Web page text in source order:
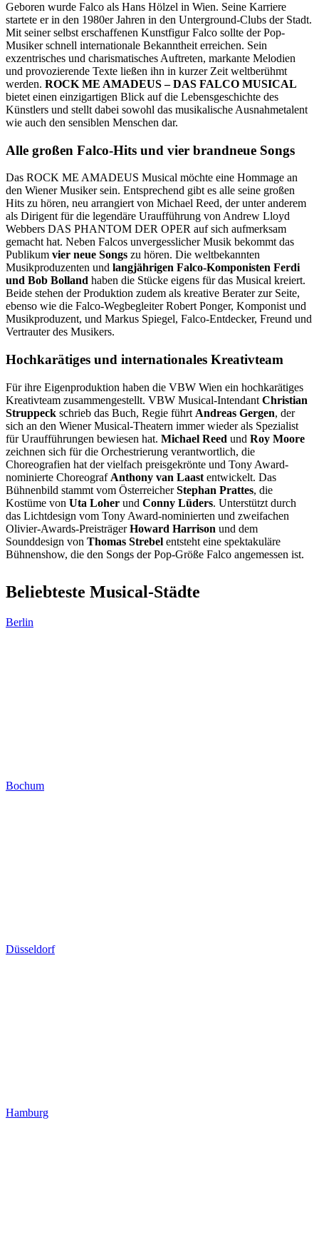
Geboren wurde Falco als Hans Hölzel in Wien. Seine Karriere
startete er in den 1980er Jahren in den Unterground-Clubs der Stadt.
Mit seiner selbst erschaffenen Kunstfigur Falco sollte der Pop-
Musiker schnell internationale Bekanntheit erreichen. Sein
exzentrisches und charismatisches Auftreten, markante Melodien
und provozierende Texte ließen ihn in kurzer Zeit weltberühmt
werden. ROCK ME AMADEUS – DAS FALCO MUSICAL
bietet einen einzigartigen Blick auf die Lebensgeschichte des
Künstlers und stellt dabei sowohl das musikalische Ausnahmetalent
wie auch den sensiblen Menschen dar.
Alle großen Falco-Hits und vier brandneue Songs
Das ROCK ME AMADEUS Musical möchte eine Hommage an
den Wiener Musiker sein. Entsprechend gibt es alle seine großen
Hits zu hören, neu arrangiert von Michael Reed, der unter anderem
als Dirigent für die legendäre Uraufführung von Andrew Lloyd
Webbers DAS PHANTOM DER OPER auf sich aufmerksam
gemacht hat. Neben Falcos unvergesslicher Musik bekommt das
Publikum vier neue Songs zu hören. Die weltbekannten
Musikproduzenten und langjährigen Falco-Komponisten Ferdi
und Bob Bolland haben die Stücke eigens für das Musical kreiert.
Beide stehen der Produktion zudem als kreative Berater zur Seite,
ebenso wie die Falco-Wegbegleiter Robert Ponger, Komponist und
Musikproduzent, und Markus Spiegel, Falco-Entdecker, Freund und
Vertrauter des Musikers.
Hochkarätiges und internationales Kreativteam
Für ihre Eigenproduktion haben die VBW Wien ein hochkarätiges
Kreativteam zusammengestellt. VBW Musical-Intendant Christian
Struppeck schrieb das Buch, Regie führt Andreas Gergen, der
sich an den Wiener Musical-Theatern immer wieder als Spezialist
für Uraufführungen bewiesen hat. Michael Reed und Roy Moore
zeichnen sich für die Orchestrierung verantwortlich, die
Choreografien hat der vielfach preisgekrönte und Tony Award-
nominierte Choreograf Anthony van Laast entwickelt. Das
Bühnenbild stammt vom ÖsterreicherStephan Prattes, die
Kostüme von Uta Loher und Conny Lüders. Unterstützt durch
das Lichtdesign vom Tony Award-nominierten und zweifachen
Olivier-Awards-PreisträgerHoward Harrison und dem
Sounddesign von Thomas Strebel entsteht eine spektakuläre
Bühnenshow, die den Songs der Pop-Größe Falco angemessen ist.
Beliebteste Musical-Städte
Berlin
Bochum
Düsseldorf
Hamburg